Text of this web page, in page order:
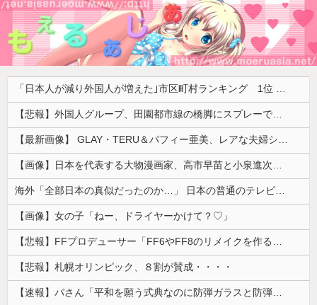
「日本人が減り外国人が増えた｣市区町村ランキング 1位 大阪市、2位 横浜市、3位 名古屋市、4位 京都市、5位 埼玉県川口市
【悲報】外国人グループ、田園都市線の橋脚にスプレーで落書きする動画がネットで話題に → ネット「治安悪化の始まり」
【最新画像】 GLAY・TERU＆パフィー亜美、レアな夫婦ショットを公開してしまう！
【画像】日本を代表する大物漫画家、高市早苗と小泉進次郎にガチギレ 痛烈な風刺漫画を投稿
海外「全部日本の真似だったのか…」 日本の普通のテレビ番組が最新SNSの数十年先を行っていたと話題に
【画像】女の子「ねー、ドライヤーかけて？♡」
【悲報】FFプロデューサー「FF6やFF8のリメイクを作るなら4部か5部作になります」
【悲報】札幌オリンピック、８割が賛成・・・・
【速報】パさん「平和を願う式典なのに防弾ガラスと防弾バッグSP」安倍元首相の悲劇や石破前首相も同環境だったことは忘れる